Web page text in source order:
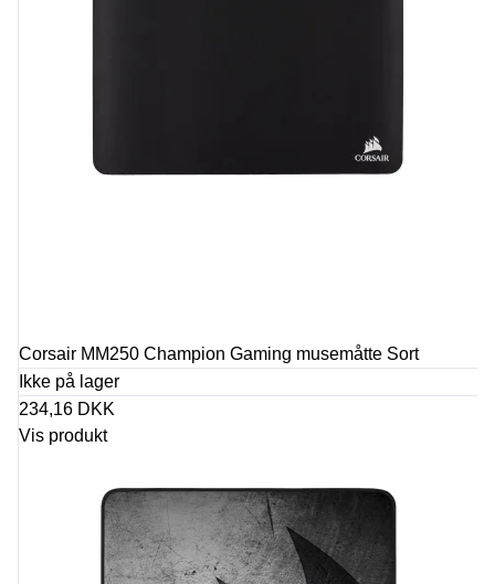
Corsair MM250 Champion Gaming musemåtte Sort
Ikke på lager
234,16 DKK
Vis produkt